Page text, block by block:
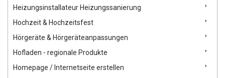
Heizungsinstallateur Heizungssanierung
Hochzeit & Hochzeitsfest
Hörgeräte & Hörgeräteanpassungen
Hofladen - regionale Produkte
Homepage / Internetseite erstellen